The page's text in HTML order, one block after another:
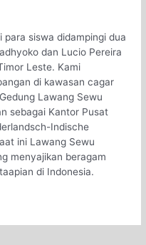
para siswa didampingi dua
dan Lucio Pereira
Leste. Kami
di kawasan cagar
Lawang Sewu
sebagai Kantor Pusat
Indische
ini Lawang Sewu
menyajikan beragam
di Indonesia.